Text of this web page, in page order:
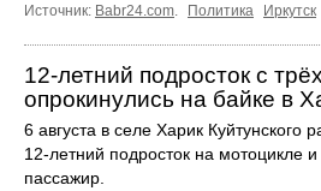
Источник: Babr24.com Политика Иркутск
12‑летний подросток с
опрокинулись на байке в
6 августа в селе Харик Куйтунского
12‑летний подросток на мотоцикле и
пассажир.